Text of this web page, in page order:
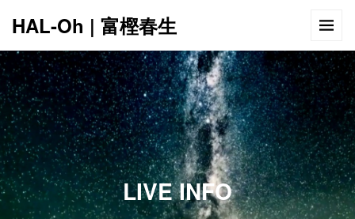
HAL-Oh | 富樫春生
LIVE INFO